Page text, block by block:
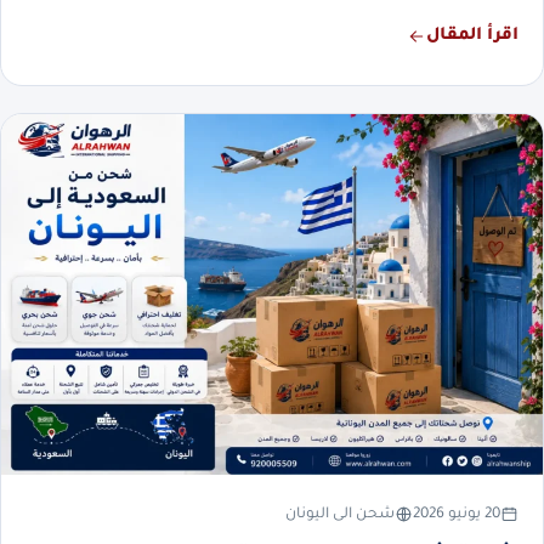
اقرأ المقال
20 يونيو 2026 شحن الى اليونان